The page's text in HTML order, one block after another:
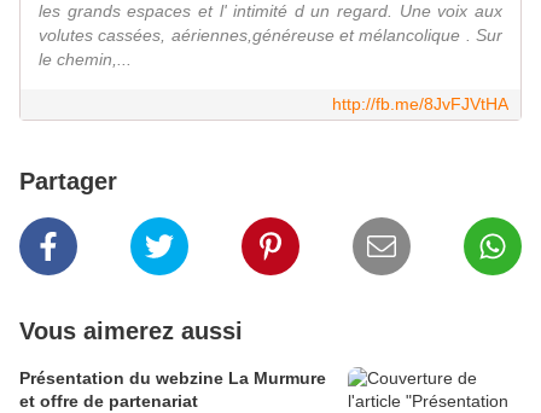
les grands espaces et l' intimité d un regard. Une voix aux
volutes cassées, aériennes,généreuse et mélancolique . Sur
le chemin,...
http://fb.me/8JvFJVtHA
Partager
Vous aimerez aussi
Présentation du webzine La Murmure
et offre de partenariat